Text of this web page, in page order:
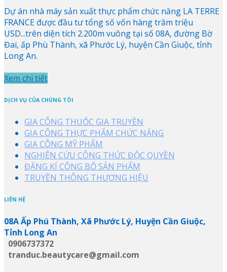
Dự án nhà máy sản xuất thực phẩm chức năng LA TERRE
FRANCE được đầu tư tổng số vốn hàng trăm triệu
USD...trên diện tích 2.200m vuông tại số 08A, đường Bờ
Đai, ấp Phù Thành, xã Phước Lý, huyện Cần Giuộc, tỉnh
Long An.
Xem chi tiết
DỊCH VỤ CỦA CHÚNG TÔI
GIA CÔNG THUỐC GIA TRUYỀN
GIA CÔNG THỰC PHẨM CHỨC NĂNG
GIA CÔNG MỸ PHẨM
NGHIÊN CỨU CÔNG THỨC ĐỘC QUYỀN
ĐĂNG KÍ CÔNG BỐ SẢN PHẨM
TRUYỀN THÔNG THƯƠNG HIỆU
LIÊN HỆ
08A Ấp Phú Thành, Xã Phước Lý, Huyện Cần Giuộc,
Tỉnh Long An
0906737372
tranduc.beautycare@gmail.com